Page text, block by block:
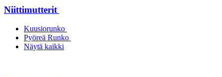
Niittimutterit
Kuusiorunko
Pyöreä Runko
Näytä kaikki